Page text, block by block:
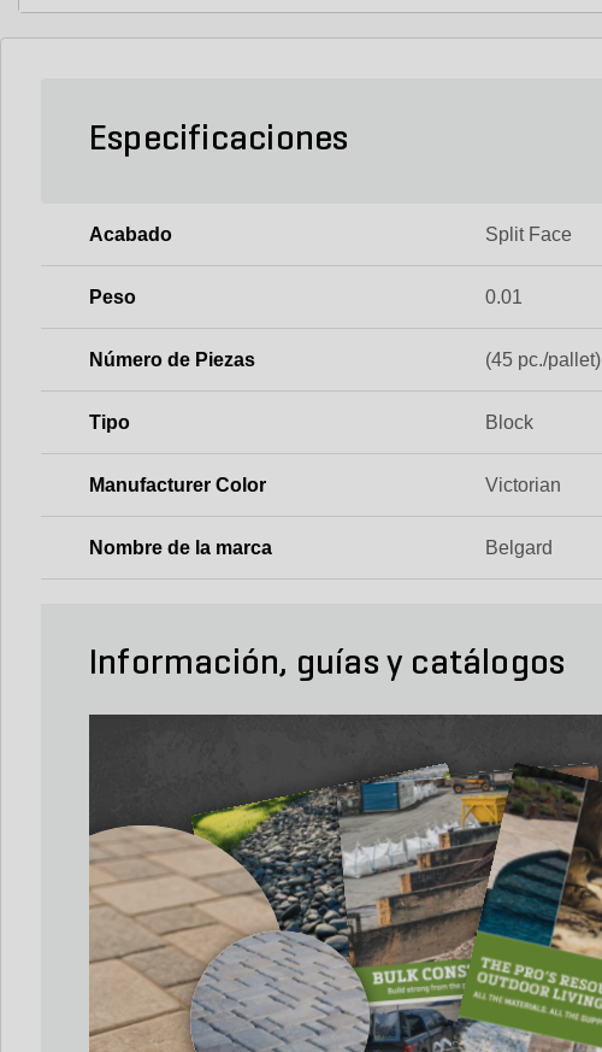
Especificaciones
Acabado Split Face
Peso 0.01
Número de Piezas (45 pc./pallet)
Tipo Block
Manufacturer Color Victorian
Nombre de la marca Belgard
Información, guías y catálogos